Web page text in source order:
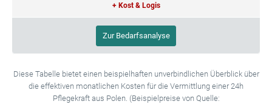
+ Kost & Logis
Zur Bedarfsanalyse
Diese Tabelle bietet einen beispielhaften unverbindlichen Überblick über
die effektiven monatlichen Kosten für die Vermittlung einer 24h
Pflegekraft aus Polen. (Beispielpreise von Quelle: